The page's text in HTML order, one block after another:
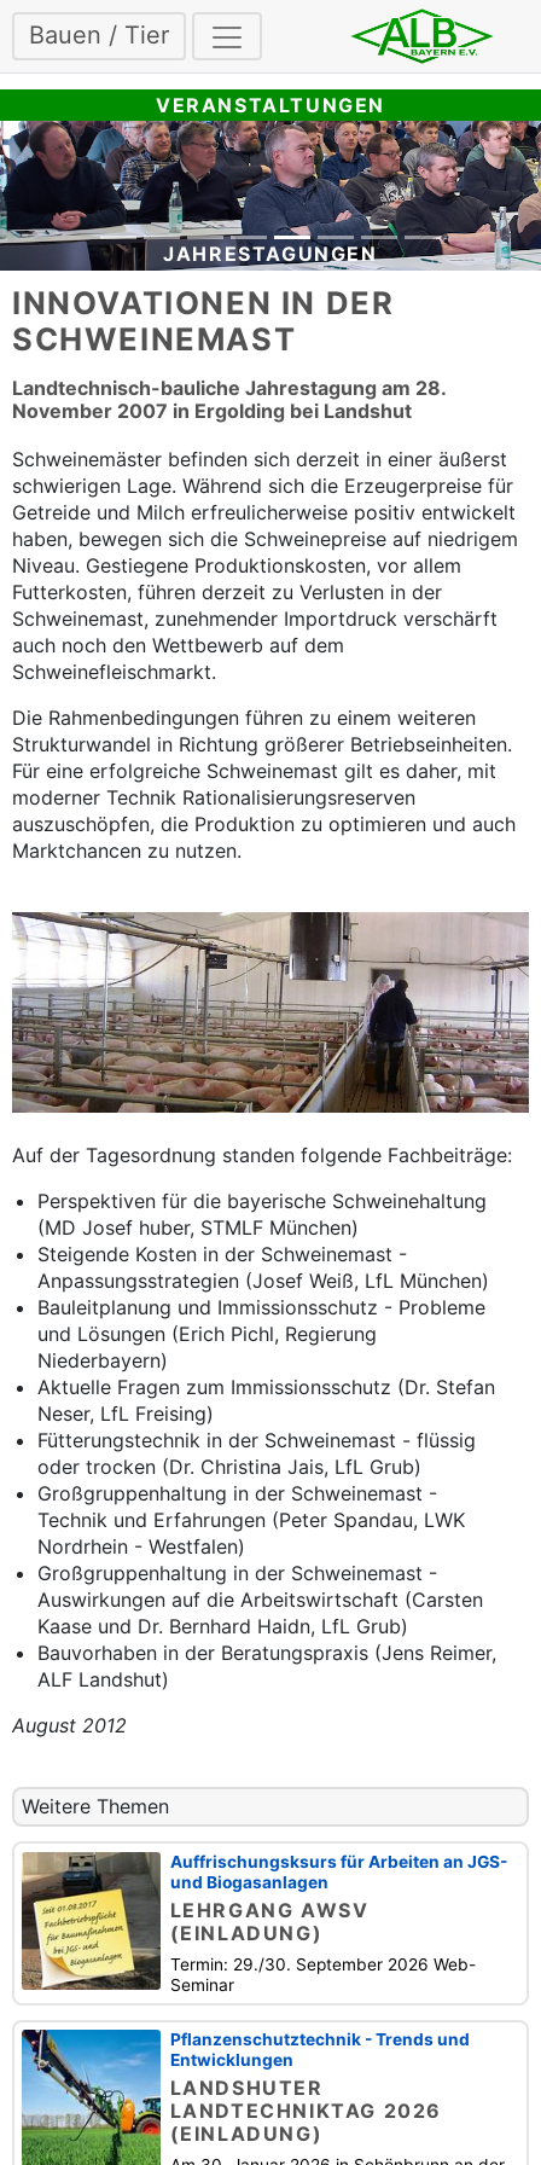
Bauen / Tier
VERANSTALTUNGEN
JAHRESTAGUNGEN
INNOVATIONEN IN DER
SCHWEINEMAST
Landtechnisch-bauliche Jahrestagung am 28.
November 2007 in Ergolding bei Landshut
Schweinemäster befinden sich derzeit in einer äußerst
schwierigen Lage. Während sich die Erzeugerpreise für
Getreide und Milch erfreulicherweise positiv entwickelt
haben, bewegen sich die Schweinepreise auf niedrigem
Niveau. Gestiegene Produktionskosten, vor allem
Futterkosten, führen derzeit zu Verlusten in der
Schweinemast, zunehmender Importdruck verschärft
auch noch den Wettbewerb auf dem
Schweinefleischmarkt.
Die Rahmenbedingungen führen zu einem weiteren
Strukturwandel in Richtung größerer Betriebseinheiten.
Für eine erfolgreiche Schweinemast gilt es daher, mit
moderner Technik Rationalisierungsreserven
auszuschöpfen, die Produktion zu optimieren und auch
Marktchancen zu nutzen.
Auf der Tagesordnung standen folgende Fachbeiträge:
Perspektiven für die bayerische Schweinehaltung
(MD Josef huber, STMLF München)
Steigende Kosten in der Schweinemast -
Anpassungsstrategien (Josef Weiß, LfL München)
Bauleitplanung und Immissionsschutz - Probleme
und Lösungen (Erich Pichl, Regierung
Niederbayern)
Aktuelle Fragen zum Immissionsschutz (Dr. Stefan
Neser, LfL Freising)
Fütterungstechnik in der Schweinemast - flüssig
oder trocken (Dr. Christina Jais, LfL Grub)
Großgruppenhaltung in der Schweinemast -
Technik und Erfahrungen (Peter Spandau, LWK
Nordrhein - Westfalen)
Großgruppenhaltung in der Schweinemast -
Auswirkungen auf die Arbeitswirtschaft (Carsten
Kaase und Dr. Bernhard Haidn, LfL Grub)
Bauvorhaben in der Beratungspraxis (Jens Reimer,
ALF Landshut)
August 2012
Weitere Themen
Auffrischungsksurs für Arbeiten an JGS-
und Biogasanlagen
LEHRGANG AWSV
(EINLADUNG)
Termin: 29./30. September 2026 Web-
Seminar
Pflanzenschutztechnik - Trends und
Entwicklungen
LANDSHUTER
LANDTECHNIKTAG 2026
(EINLADUNG)